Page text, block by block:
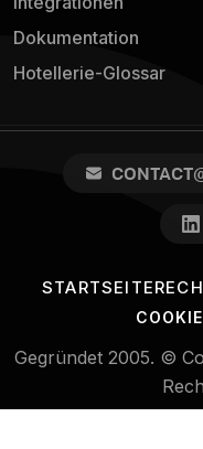
Dokumentation
Hotellerie-Glossar
STARTSEITE
Gegründet 2005. ©